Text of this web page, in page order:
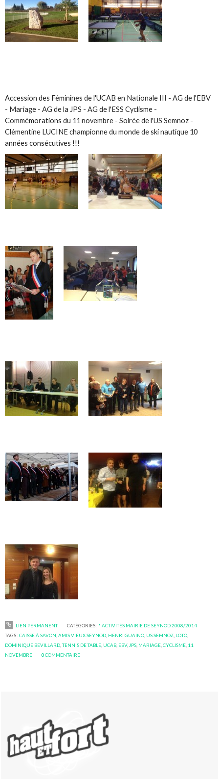
Accession des Féminines de l'UCAB en Nationale III - AG de l'EBV
- Mariage - AG de la JPS - AG de l'ESS Cyclisme -
Commémorations du 11 novembre - Soirée de l'US Semnoz -
Clémentine LUCINE championne du monde de ski nautique 10
années consécutives !!!
LIEN PERMANENT CATÉGORIES : * ACTIVITÉS MAIRIE DE SEYNOD 2008/2014
TAGS :CAISSE À SAVON ,AMIS VIEUX SEYNOD HENRI GUAINO US SEMNOZ LOTO
DOMINIQUE BEVILLARD ,TENNIS DE TABLE UCAB EBV, JPS MARIAGE ,CYCLISME 11
NOVEMBRE
0COMMENTAIRE